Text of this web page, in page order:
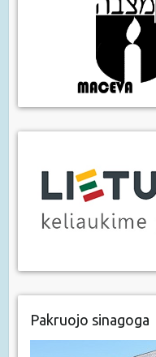
Pakruojo sinagoga